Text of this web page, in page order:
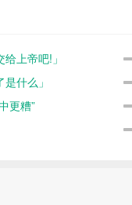
上帝吧!」
什么」
更糟”